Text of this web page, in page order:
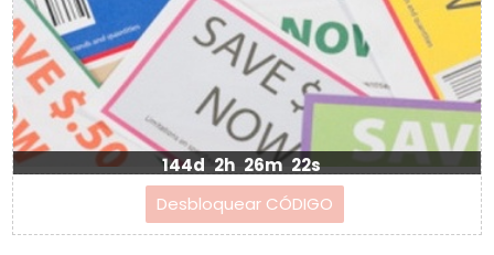
144d 2h 26m 21s